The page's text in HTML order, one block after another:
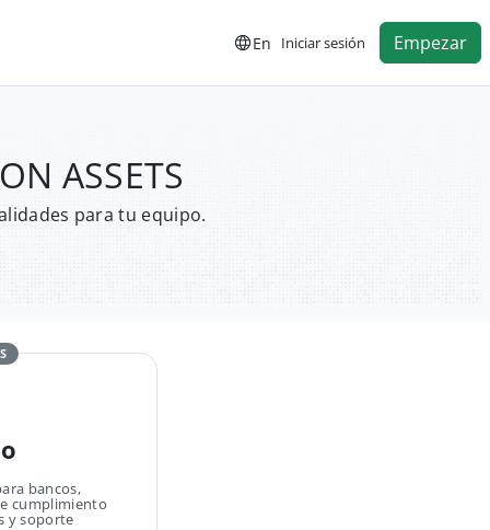
En Iniciar sesión Empezar
ASSETS
para tu equipo.
bancos,
cumplimiento
y soporte